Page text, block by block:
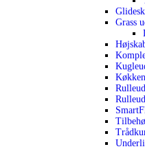
Grass